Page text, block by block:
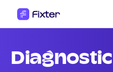
diagnostic auto pour